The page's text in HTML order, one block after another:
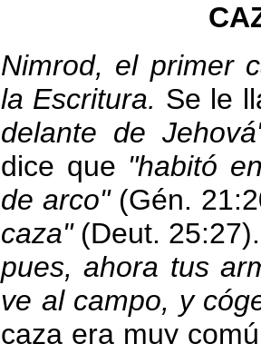
Nimrod, el primer
la Escritura. Se le
delante de
dice que "habitó
de arco" (Gén.
caza" (Deut.
pues, ahora tus
ve al campo, y
caza era muy